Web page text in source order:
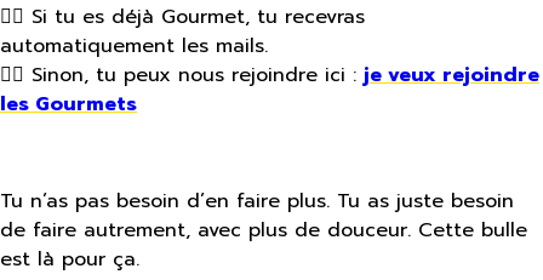
👉🏾 Si tu es déjà Gourmet, tu recevras
automatiquement les mails.
👉🏾 Sinon, tu peux nous rejoindre ici : je veux rejoindre
les Gourmets
Tu n’as pas besoin d’en faire plus. Tu as juste besoin
de faire autrement, avec plus de douceur. Cette bulle
est là pour ça.